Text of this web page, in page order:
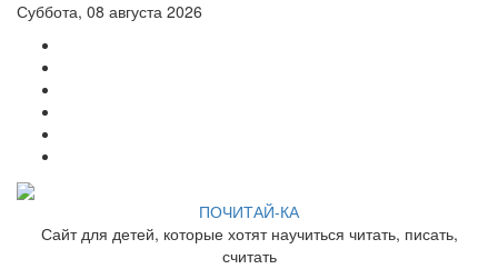
Суббота, 08 августа 2026
ПОЧИТАЙ-КА
Сайт для детей, которые хотят научиться читать, писать,
считать